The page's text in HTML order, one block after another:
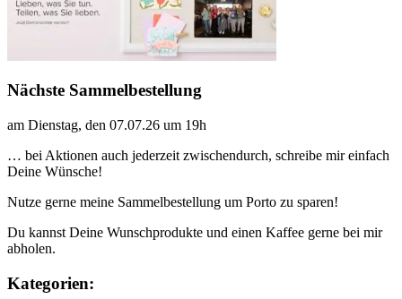
Nächste Sammelbestellung
am Dienstag, den 07.07.26 um 19h
… bei Aktionen auch jederzeit zwischendurch, schreibe mir einfach
Deine Wünsche!
Nutze gerne meine Sammelbestellung um Porto zu sparen!
Du kannst Deine Wunschprodukte und einen Kaffee gerne bei mir
abholen.
Kategorien: